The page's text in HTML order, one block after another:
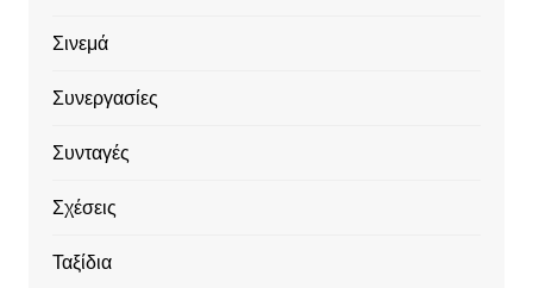
Σινεμά
Συνεργασίες
Συνταγές
Σχέσεις
Ταξίδια